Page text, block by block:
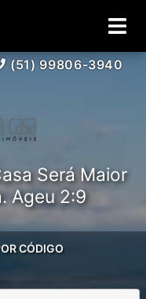
(51) 99806-3940
Será Maior
Ageu 2:9
CÓDIGO